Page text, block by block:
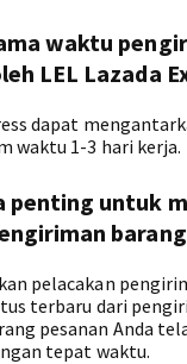
waktu
LEL Lazada
dapat
waktu 1-3 hari kerja.
penting untuk
pelacakan
terbaru dari
pesanan Anda
tepat waktu.